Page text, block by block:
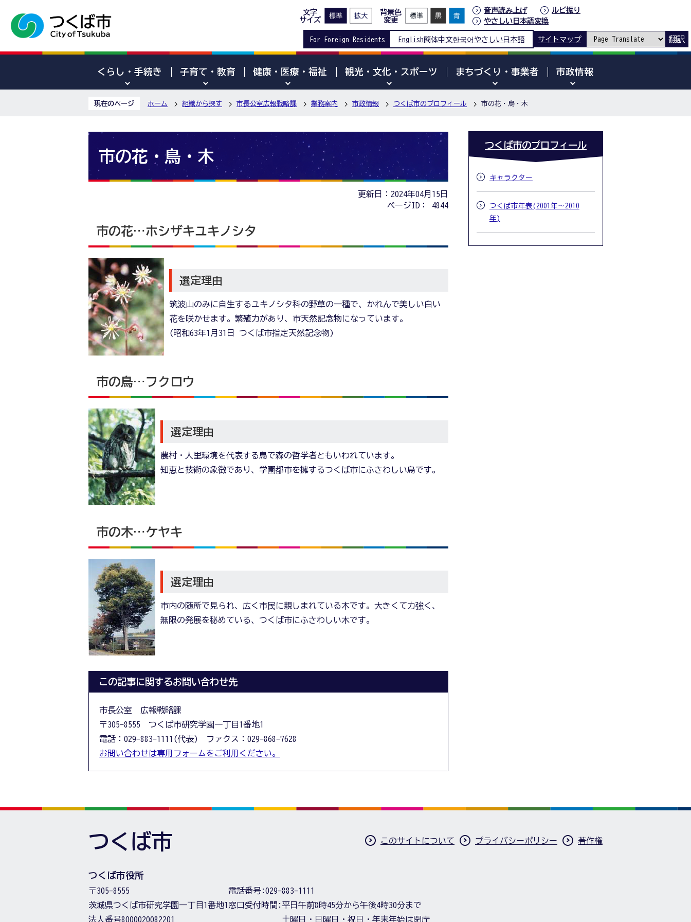
文字
サイズ
背景色
変更
音声読み上げ
ルビ振り
やさしい日本語変換
For Foreign Residents English簡体中文한국어 やさしい日本語 サイトマップ 翻訳
くらし・手続き 子育て・教育 健康・医療・福祉 観光・文化・スポーツ まちづくり・事業者 市政情報
現在のページ ホーム 組織から探す 市長公室広報戦略課 業務案内 市政情報 つくば市のプロフィール 市の花・鳥・木
市の花・鳥・木
更新日：2024年04月15日
ページID：
4844
市の花…ホシザキユキノシタ
選定理由
筑波山のみに自生するユキノシタ科の野草の一種で、かれんで美しい白い
花を咲かせます。繁殖力があり、市天然記念物になっています。
(昭和63年1月31日 つくば市指定天然記念物)
市の鳥…フクロウ
選定理由
農村・人里環境を代表する鳥で森の哲学者ともいわれています。
知恵と技術の象徴であり、学園都市を擁するつくば市にふさわしい鳥です。
市の木…ケヤキ
選定理由
市内の随所で見られ、広く市民に親しまれている木です。大きくて力強く、
無限の発展を秘めている、つくば市にふさわしい木です。
この記事に関するお問い合わせ先
市長公室 広報戦略課
〒305-8555 つくば市研究学園一丁目1番地1
電話：029-883-1111(代表) ファクス：029-868-7628
お問い合わせは専用フォームをご利用ください。
つくば市のプロフィール
キャラクター
つくば市年表(2001年～2010
年)
つくば市 このサイトについて プライバシーポリシー 著作権
つくば市役所
〒305-8555
茨城県つくば市研究学園一丁目1番地1
法人番号8000020082201
電話番号:029-883-1111
窓口受付時間:平日午前8時45分から午後4時30分まで
土曜日・日曜日・祝日・年末年始は閉庁